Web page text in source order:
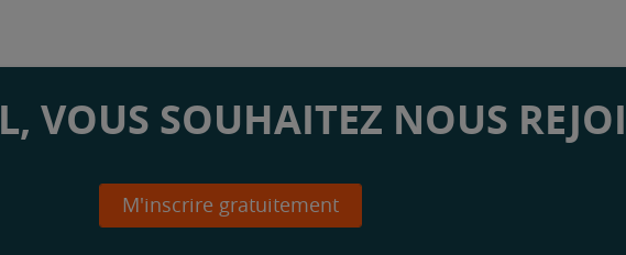
VOUS SOUHAITEZ NOUS
M'inscrire gratuitement